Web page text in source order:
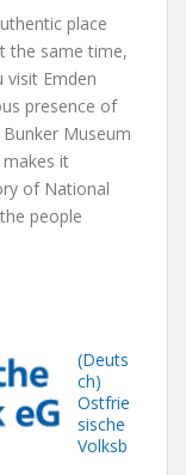
place
the same time,
visit Emden
presence of
Museum
it
of National
people
(Deuts
ch)
Ostfrie
sische
Volksb